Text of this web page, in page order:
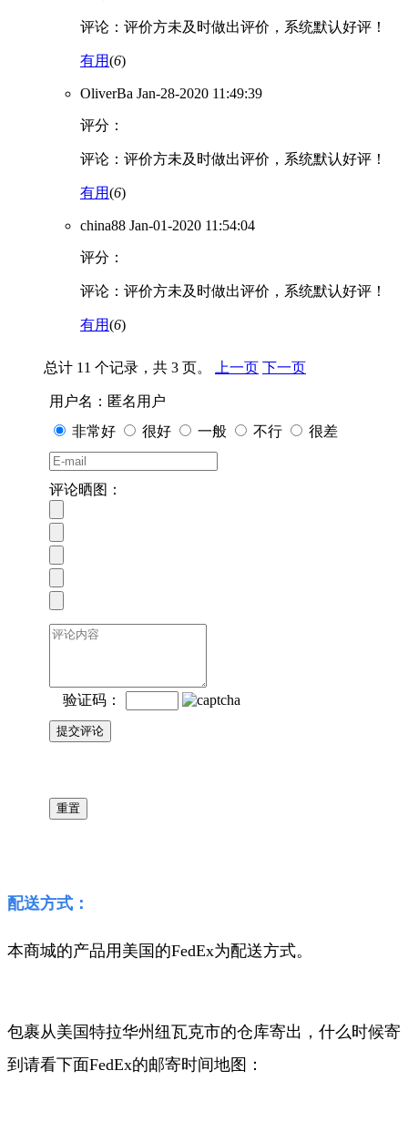
评论：评价方未及时做出评价，系统默认好评！
有用(6)
OliverBa Jan-28-2020 11:49:39
评分：
评论：评价方未及时做出评价，系统默认好评！
有用(6)
china88 Jan-01-2020 11:54:04
评分：
评论：评价方未及时做出评价，系统默认好评！
有用(6)
总计 11 个记录，共 3 页。 上一页 下一页
用户名：匿名用户
非常好
很好 一般 不行 很差
评论晒图：
验证码：
配送方式：
本商城的产品用美国的FedEx为配送方式。
包裹从美国特拉华州纽瓦克市的仓库寄出，什么时候寄
到请看下面FedEx的邮寄时间地图：